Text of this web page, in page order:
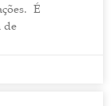
É
de